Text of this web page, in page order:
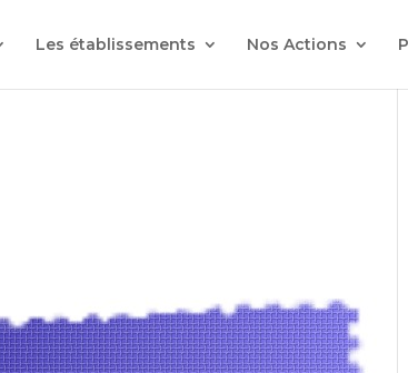
Les établissements Nos Actions